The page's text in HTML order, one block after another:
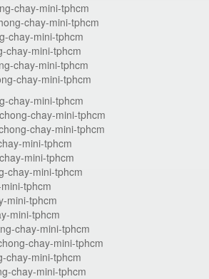
chay-mini-tphcm
chay-mini-tphcm
chay-mini-tphcm
chay-mini-tphcm
chay-mini-tphcm
chay-mini-tphcm
chay-mini-tphcm
chay-mini-tphcm
chay-mini-tphcm
mini-tphcm
mini-tphcm
chay-mini-tphcm
tphcm
mini-tphcm
mini-tphcm
chay-mini-tphcm
chay-mini-tphcm
chay-mini-tphcm
chay-mini-tphcm